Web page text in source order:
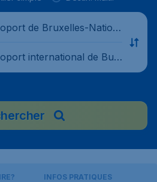
de Bruxelles-Nation
international de Bud
Hongrie
INFOS PRATIQUES